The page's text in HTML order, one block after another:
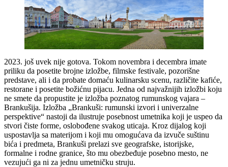
2023. još uvek nije gotova. Tokom novembra i decembra imate
priliku da posetite brojne izložbe, filmske festivale, pozorišne
predstave, ali i da probate domaću kulinarsku scenu, različite kafiće,
restorane i posetite božićnu pijacu. Jedna od najvažnijih izložbi koju
ne smete da propustite je izložba poznatog rumunskog vajara –
Brankušija. Izložba „Brankuši: rumunski izvori i univerzalne
perspektive“ nastoji da ilustruje posebnost umetnika koji je uspeo da
stvori čiste forme, oslobođene svakog uticaja. Kroz dijalog koji
uspostavlja sa materijom i koji mu omogućava da izvuče suštinu
bića i predmeta, Brankuši prelazi sve geografske, istorijske,
formalne i rodne granice, što mu obezbeđuje posebno mesto, ne
vezujući ga ni za jednu umetničku struju.